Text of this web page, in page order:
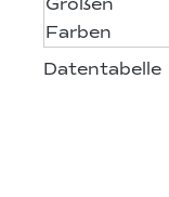
Datentabelle
Größen
Farben